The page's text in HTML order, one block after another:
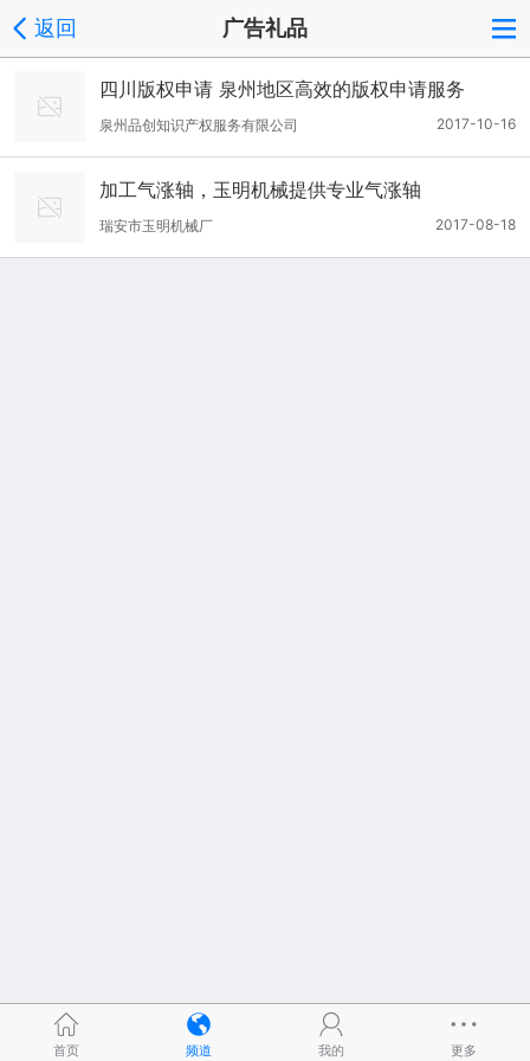
返回 广告礼品
四川版权申请 泉州地区高效的版权申请服务
2017-10-16
泉州品创知识产权服务有限公司
加工气涨轴，玉明机械提供专业气涨轴
2017-08-18
瑞安市玉明机械厂
首页 频道 我的 更多